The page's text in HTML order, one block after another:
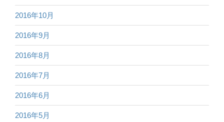
2016年10月
2016年9月
2016年8月
2016年7月
2016年6月
2016年5月